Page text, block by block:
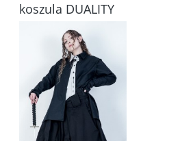
koszula DUALITY